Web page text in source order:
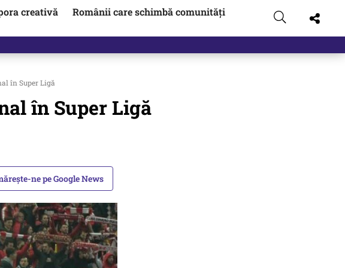
creativă
Românii care schimbă comunități
Green Deal-ul a pus pe…
în Super Ligă
în Super Ligă
ne pe Google News